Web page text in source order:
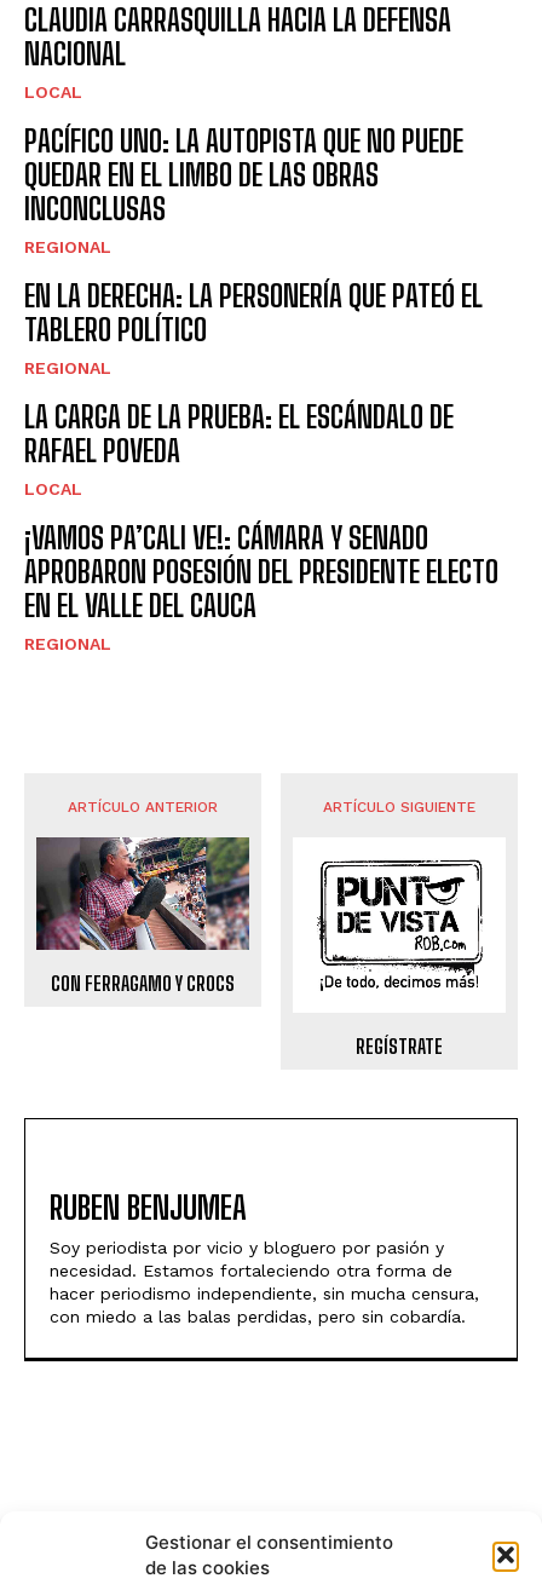
Gestionar el consentimiento
de las cookies
CLAUDIA CARRASQUILLA HACIA LA DEFENSA
NACIONAL
LOCAL
PACÍFICO UNO: LA AUTOPISTA QUE NO PUEDE
QUEDAR EN EL LIMBO DE LAS OBRAS
INCONCLUSAS
REGIONAL
EN LA DERECHA: LA PERSONERÍA QUE PATEÓ EL
TABLERO POLÍTICO
REGIONAL
LA CARGA DE LA PRUEBA: EL ESCÁNDALO DE
RAFAEL POVEDA
LOCAL
¡VAMOS PA’CALI VE!: CÁMARA Y SENADO
APROBARON POSESIÓN DEL PRESIDENTE ELECTO
EN EL VALLE DEL CAUCA
REGIONAL
ARTÍCULO ANTERIOR
CON FERRAGAMO Y CROCS
ARTÍCULO SIGUIENTE
REGÍSTRATE
RUBEN BENJUMEA
Soy periodista por vicio y bloguero por pasión y
necesidad. Estamos fortaleciendo otra forma de
hacer periodismo independiente, sin mucha censura,
con miedo a las balas perdidas, pero sin cobardía.